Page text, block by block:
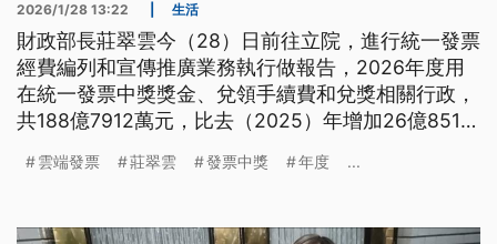
2026/1/28 13:22 生活
財政部長莊翠雲今（28）日前往立院，進行統一發票
經費編列和宣傳推廣業務執行做報告，2026年度用
在統一發票中獎獎金、兌領手續費和兌獎相關行政，
共188億7912萬元，比去（2025）年增加26億8510
項，來提高民眾中獎機率。
雲端發票 莊翠雲 發票中獎 年度 ...